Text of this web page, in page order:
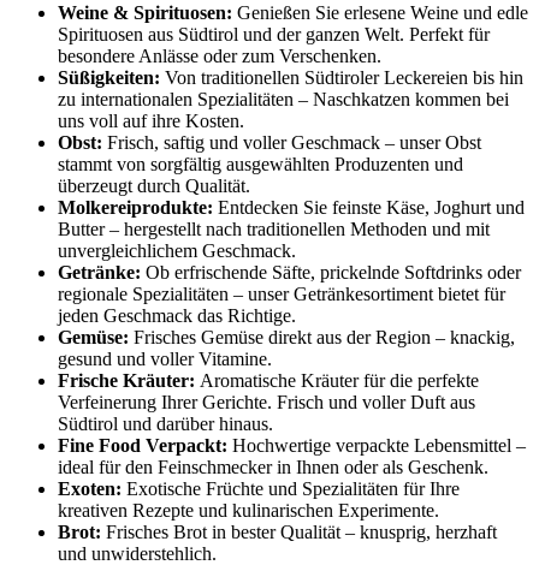
Weine & Spirituosen: Genießen Sie erlesene Weine und edle
Spirituosen aus Südtirol und der ganzen Welt. Perfekt für
besondere Anlässe oder zum Verschenken.
Süßigkeiten: Von traditionellen Südtiroler Leckereien bis hin
zu internationalen Spezialitäten – Naschkatzen kommen bei
uns voll auf ihre Kosten.
Obst: Frisch, saftig und voller Geschmack – unser Obst
stammt von sorgfältig ausgewählten Produzenten und
überzeugt durch Qualität.
Molkereiprodukte: Entdecken Sie feinste Käse, Joghurt und
Butter – hergestellt nach traditionellen Methoden und mit
unvergleichlichem Geschmack.
Getränke: Ob erfrischende Säfte, prickelnde Softdrinks oder
regionale Spezialitäten – unser Getränkesortiment bietet für
jeden Geschmack das Richtige.
Gemüse: Frisches Gemüse direkt aus der Region – knackig,
gesund und voller Vitamine.
Frische Kräuter: Aromatische Kräuter für die perfekte
Verfeinerung Ihrer Gerichte. Frisch und voller Duft aus
Südtirol und darüber hinaus.
Fine Food Verpackt: Hochwertige verpackte Lebensmittel –
ideal für den Feinschmecker in Ihnen oder als Geschenk.
Exoten: Exotische Früchte und Spezialitäten für Ihre
kreativen Rezepte und kulinarischen Experimente.
Brot: Frisches Brot in bester Qualität – knusprig, herzhaft
und unwiderstehlich.